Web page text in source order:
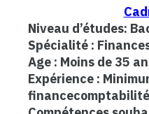
Niveau d’études:
Spécialité :
Age : Moins de 35
Expérience :